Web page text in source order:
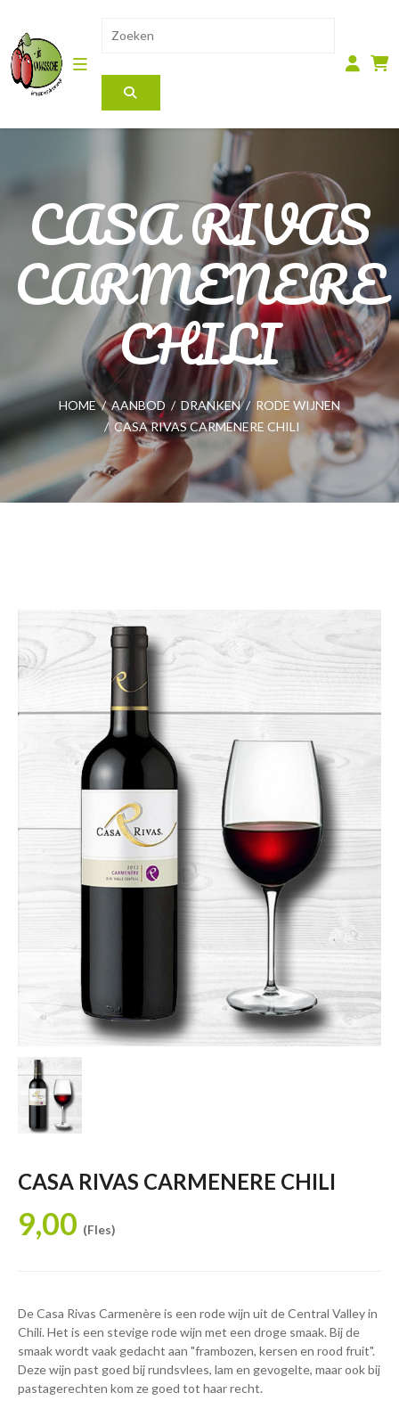
CASA RIVAS
CARMENERE
CHILI
HOME / AANBOD / DRANKEN / RODE WIJNEN
/ CASA RIVAS CARMENERE CHILI
CASA RIVAS CARMENERE CHILI
9,00 (Fles)
De Casa Rivas Carmenère is een rode wijn uit de Central Valley in
Chili. Het is een stevige rode wijn met een droge smaak. Bij de
smaak wordt vaak gedacht aan "frambozen, kersen en rood fruit".
Deze wijn past goed bij rundsvlees, lam en gevogelte, maar ook bij
pastagerechten kom ze goed tot haar recht.